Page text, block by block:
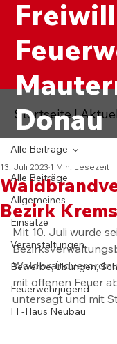
Donau
Alle Beiträge
Allgemeines
Einsätze
Veranstaltungen
Bewerbe, Übungen,
Feuerwehrjugend
FF-Haus Neubau
Alle Beiträge
Bezirk
13. Juli 2023 1 Min. Lesezeit
Mit 10. Juli wurde
mit offenen Feuer
untersagt und mit
Startseite|